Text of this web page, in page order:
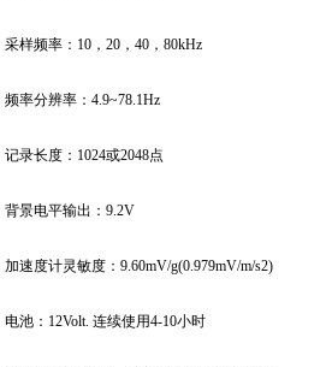
采样频率：10，20，40，80kHz
频率分辨率：4.9~78.1Hz
记录长度：1024或2048点
背景电平输出：9.2V
加速度计灵敏度：9.60mV/g(0.979mV/m/s2)
电池：12Volt. 连续使用4-10小时